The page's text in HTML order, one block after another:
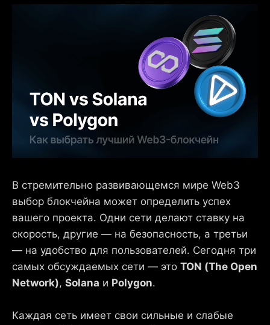
В стремительно развивающемся мире Web3
выбор блокчейна может определить успех
вашего проекта. Одни сети делают ставку на
скорость, другие — на безопасность, а третьи
— на удобство для пользователей. Сегодня три
самых обсуждаемых сети — это TON (The Open
Network), Solana и Polygon.
Каждая сеть имеет свои сильные и слабые